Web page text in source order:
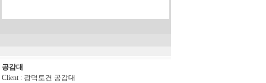
공감대
Client : 광덕토건 공감대